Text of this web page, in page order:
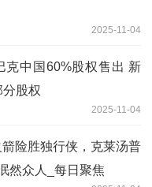
2025-11-04
克中国60%股权售出 新
股权
2025-11-04
险胜独行侠，克莱汤普
然众人_每日聚焦